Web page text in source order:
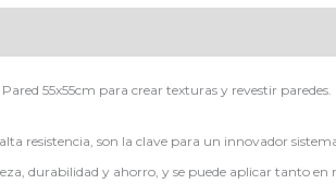
55x55cm para crear texturas y revestir paredes.
alta resistencia, son la clave para un innovador
durabilidad y ahorro, y se puede aplicar tanto en